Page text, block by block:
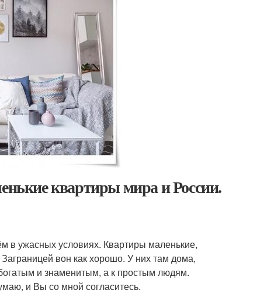
квартиры мира и России.
в ужасных условиях. Квартиры маленькие,
Заграницей вон как хорошо. У них там дома,
и знаменитым, а к простым людям.
и Вы со мной согласитесь.